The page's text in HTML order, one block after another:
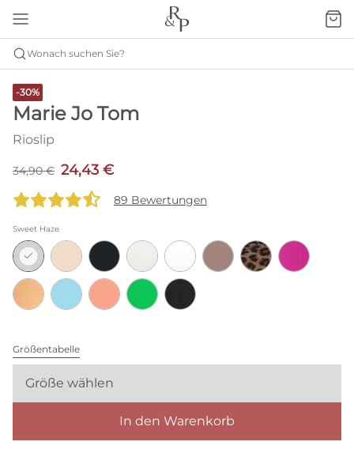
Wonach suchen Sie?
-30%
Marie Jo Tom
Rioslip
34,90 € 24,43 €
89 Bewertungen
Sweet Haze
Größentabelle
Größe wählen
In den Warenkorb